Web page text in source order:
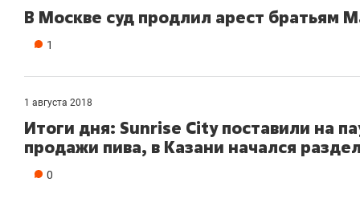
В Москве суд продлил арест братьям
1
1 августа 2018
Итоги дня: Sunrise City поставили на
продажи пива, в Казани начался
0